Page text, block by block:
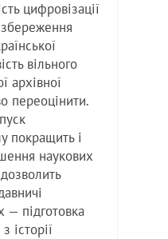
цифровізації
вільного
архівної
переоцінити.
покращить і
наукових
— підготовка
історії